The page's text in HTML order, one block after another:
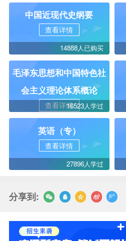
中国近现代史纲要
查看详情
14888人已购买
毛泽东思想和中国特色社
会主义理论体系概论
查看详情16523人学过
英语（专）
查看详情
27896人学过
分享到: